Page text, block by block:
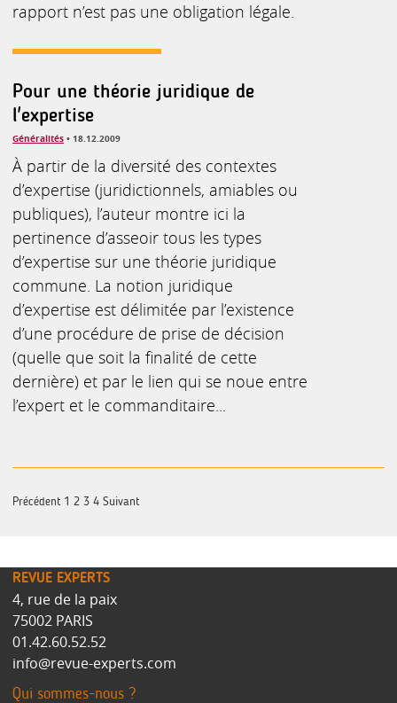
rapport n’est pas une obligation légale.
Pour une théorie juridique de
l'expertise
Généralités • 18.12.2009
À partir de la diversité des contextes
d’expertise (juridictionnels, amiables ou
publiques), l’auteur montre ici la
pertinence d’asseoir tous les types
d’expertise sur une théorie juridique
commune. La notion juridique
d’expertise est délimitée par l’existence
d’une procédure de prise de décision
(quelle que soit la finalité de cette
dernière) et par le lien qui se noue entre
l’expert et le commanditaire...
Précédent 1 2 3 4 Suivant
REVUE EXPERTS
4, rue de la paix
75002 PARIS
01.42.60.52.52
info@revue-experts.com
Qui sommes-nous ?